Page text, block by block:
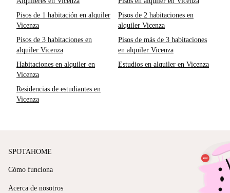
Pisos de 1 habitación en alquiler
Vicenza
Pisos de 2 habitaciones en
alquiler Vicenza
Pisos de 3 habitaciones en
alquiler Vicenza
Pisos de más de 3 habitaciones
en alquiler Vicenza
Habitaciones en alquiler en
Vicenza
Estudios en alquiler en Vicenza
Residencias de estudiantes en
Vicenza
SPOTAHOME
Cómo funciona
Acerca de nosotros